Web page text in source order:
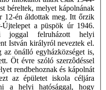
béreltek, melyet kápolnának
12-én áldottak meg. Itt őrzik
Újtelepet a püspök úr 1946.
joggal felruházott helyi
István királyról neveztek el.
önálló egyházközséget is,
Öt évre szóló szerzôdéssel
rendbehoznak és kápolnát
az épületet iskola céljára
a helyi hatósággal, hogy